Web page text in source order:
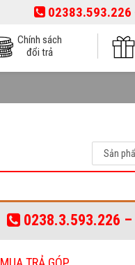
02383.593.226
Chính sách
đổi trả
0238.3.593.226